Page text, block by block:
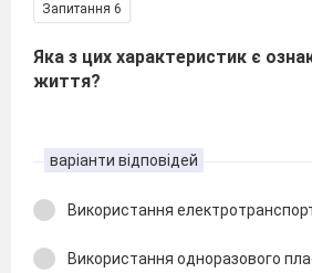
Запитання 6
Яка з цих характеристик є
життя?
варіанти відповідей
Використання
Використання одноразового